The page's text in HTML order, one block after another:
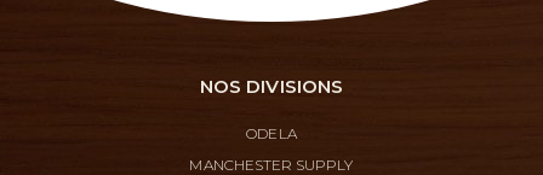
NOS DIVISIONS
ODELA
MANCHESTER SUPPLY